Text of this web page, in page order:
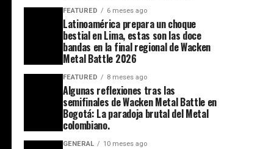
FEATURED 6 meses ago
Latinoamérica prepara un choque
bestial en Lima, estas son las doce
bandas en la final regional de Wacken
Metal Battle 2026
FEATURED 8 meses ago
Algunas reflexiones tras las
semifinales de Wacken Metal Battle en
Bogotá: La paradoja brutal del Metal
colombiano.
GENERAL 10 meses ago